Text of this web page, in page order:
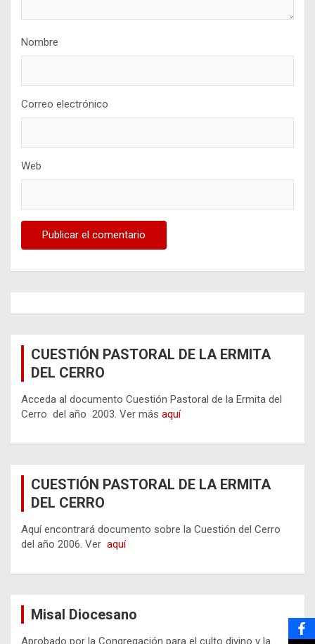
Nombre
Correo electrónico
Web
CUESTIÓN PASTORAL DE LA ERMITA
DEL CERRO
Acceda al documento Cuestión Pastoral de la Ermita del
Cerro del año 2003. Ver más aquí
CUESTIÓN PASTORAL DE LA ERMITA
DEL CERRO
Aquí encontrará documento sobre la Cuestión del Cerro
del año 2006. Ver aquí
Misal Diocesano
Aprobado por la Congregación para el culto divino y la